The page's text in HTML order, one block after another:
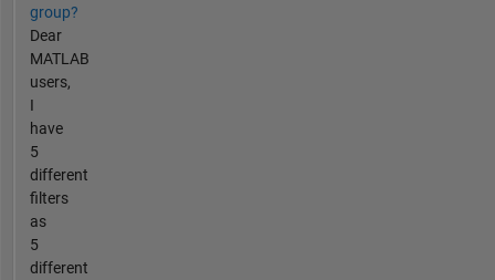
group?
Dear
MATLAB
users,
I
have
5
different
filters
as
5
different